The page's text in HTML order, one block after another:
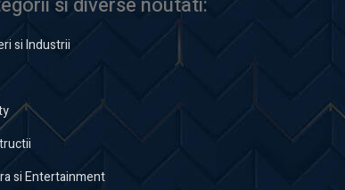
si Industrii
si Entertainment